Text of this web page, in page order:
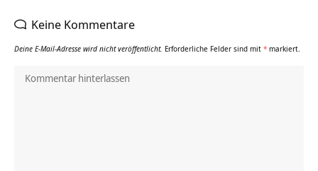
Keine Kommentare
Deine E-Mail-Adresse wird nicht veröffentlicht. Erforderliche Felder sind mit * markiert.